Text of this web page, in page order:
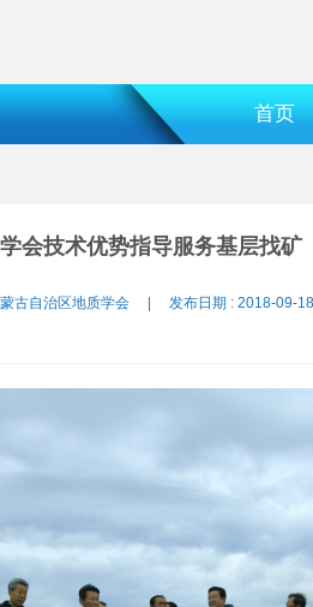
首页
会技术优势指导服务基层找矿
蒙古自治区地质学会 | 发布日期 : 2018-09-18